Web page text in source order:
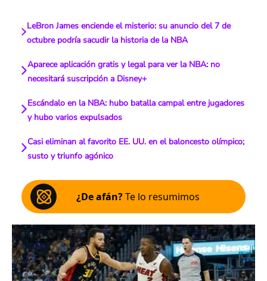
LeBron James enciende el misterio: su anuncio del 7 de
octubre podría sacudir la historia de la NBA
Aparece aplicación gratis y legal para ver la NBA: no
necesitará suscripción a Disney+
Escándalo en la NBA: hubo batalla campal entre jugadores
y hubo varios expulsados
Casi eliminan al favorito EE. UU. en el baloncesto olímpico;
susto y triunfo agónico
¿De afán?Te lo resumimos